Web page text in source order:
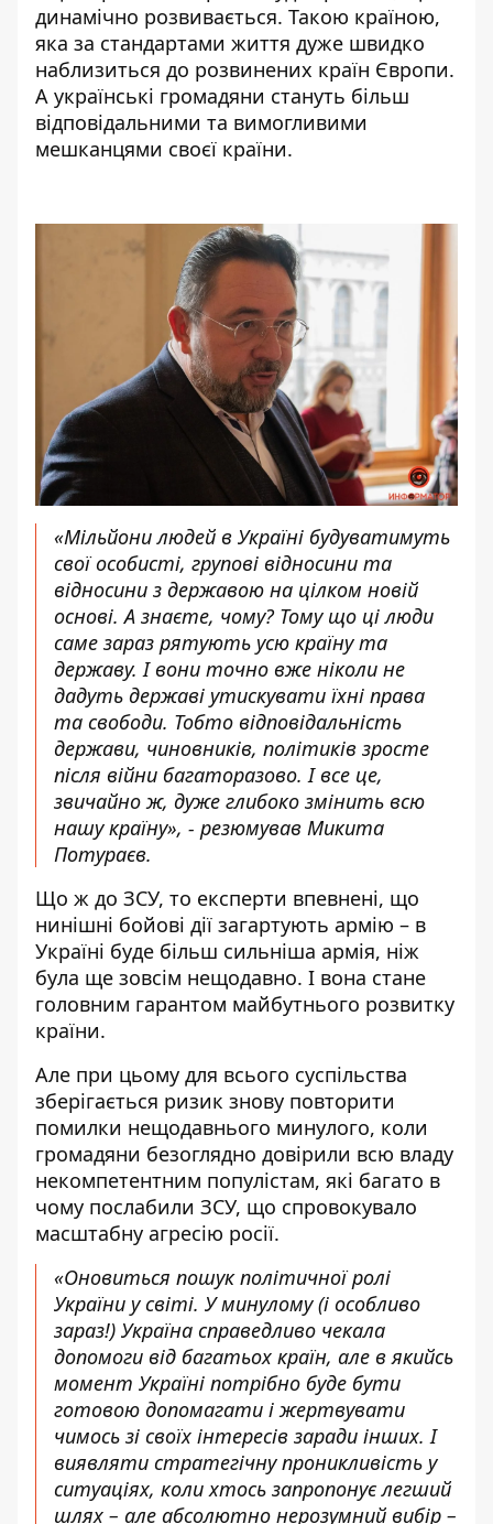
динамічно розвивається. Такою країною,
яка за стандартами життя дуже швидко
наблизиться до розвинених країн Європи.
А українські громадяни стануть більш
відповідальними та вимогливими
мешканцями своєї країни.
«Мільйони людей в Україні будуватимуть
свої особисті, групові відносини та
відносини з державою на цілком новій
основі. А знаєте, чому? Тому що ці люди
саме зараз рятують усю країну та
державу. І вони точно вже ніколи не
дадуть державі утискувати їхні права
та свободи. Тобто відповідальність
держави, чиновників, політиків зросте
після війни багаторазово. І все це,
звичайно ж, дуже глибоко змінить всю
нашу країну», - резюмував Микита
Потураєв.
Що ж до ЗСУ, то експерти впевнені, що
нинішні бойові дії загартують армію – в
Україні буде більш сильніша армія, ніж
була ще зовсім нещодавно. І вона стане
головним гарантом майбутнього розвитку
країни.
Але при цьому для всього суспільства
зберігається ризик знову повторити
помилки нещодавнього минулого, коли
громадяни безоглядно довірили всю владу
некомпетентним популістам, які багато в
чому послабили ЗСУ, що спровокувало
масштабну агресію росії.
«Оновиться пошук політичної ролі
України у світі. У минулому (і особливо
зараз!) Україна справедливо чекала
допомоги від багатьох країн, але в якийсь
момент Україні потрібно буде бути
готовою допомагати і жертвувати
чимось зі своїх інтересів заради інших. І
виявляти стратегічну проникливість у
ситуаціях, коли хтось запропонує легший
шлях – але абсолютно нерозумний вибір –